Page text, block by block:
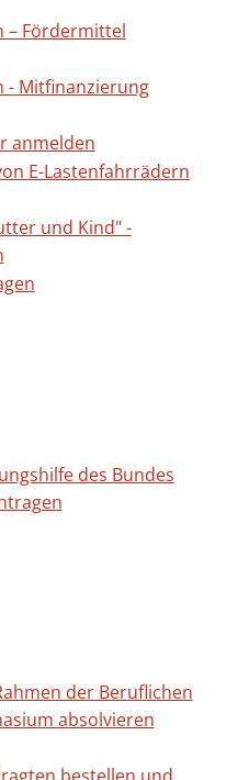
– Fördermittel
- Mitfinanzierung
anmelden
E-Lastenfahrrädern
und Kind" -
des Bundes
der Beruflichen
absolvieren